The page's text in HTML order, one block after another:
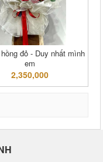
đỏ - Duy nhất mình
em
2,350,000